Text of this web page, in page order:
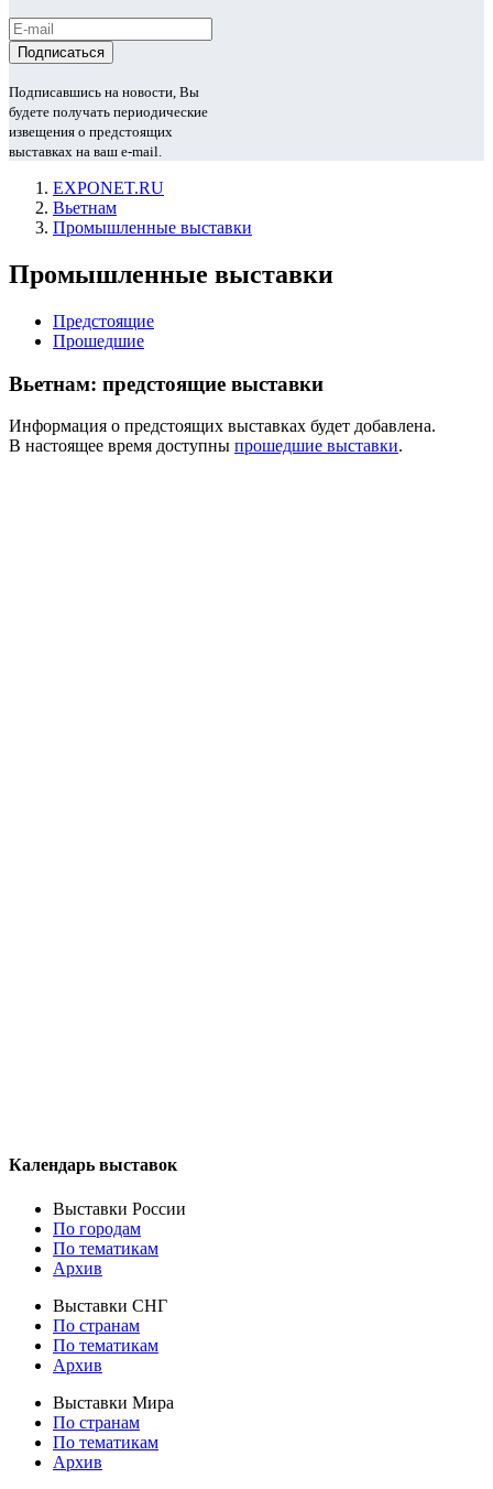
Подписавшись на новости, Вы
будете получать периодические
извещения о предстоящих
выставках на ваш e-mail.
EXPONET.RU
Вьетнам
Промышленные выставки
Промышленные выставки
Предстоящие
Прошедшие
Вьетнам: предстоящие выставки
Информация о предстоящих выставках будет добавлена.
В настоящее время доступны прошедшие выставки.
Календарь выставок
Выставки России
По городам
По тематикам
Архив
Выставки СНГ
По странам
По тематикам
Архив
Выставки Мира
По странам
По тематикам
Архив